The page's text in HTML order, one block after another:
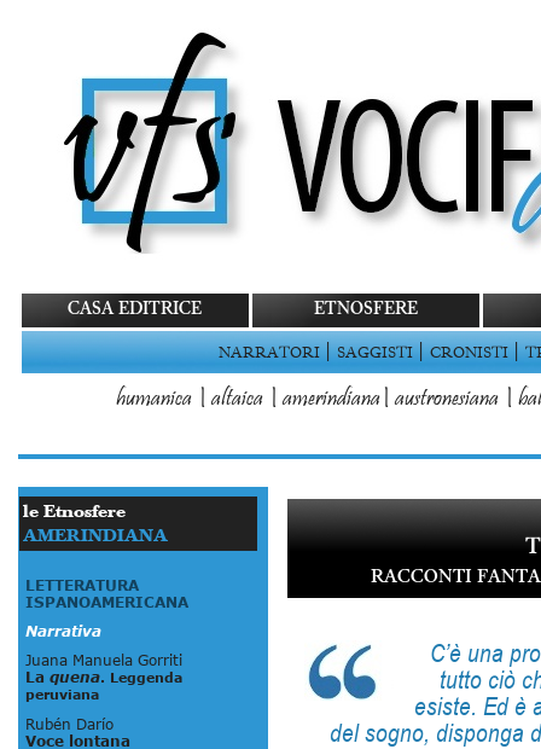
CASA EDITRICE ETNOSFERE
NARRATORI |SAGGISTI |CRONISTI |
humanica |altaica |amerindiana|austronesiana |
RACCONTI
C’è una
tutto ciò
esiste. Ed è
del sogno, disponga